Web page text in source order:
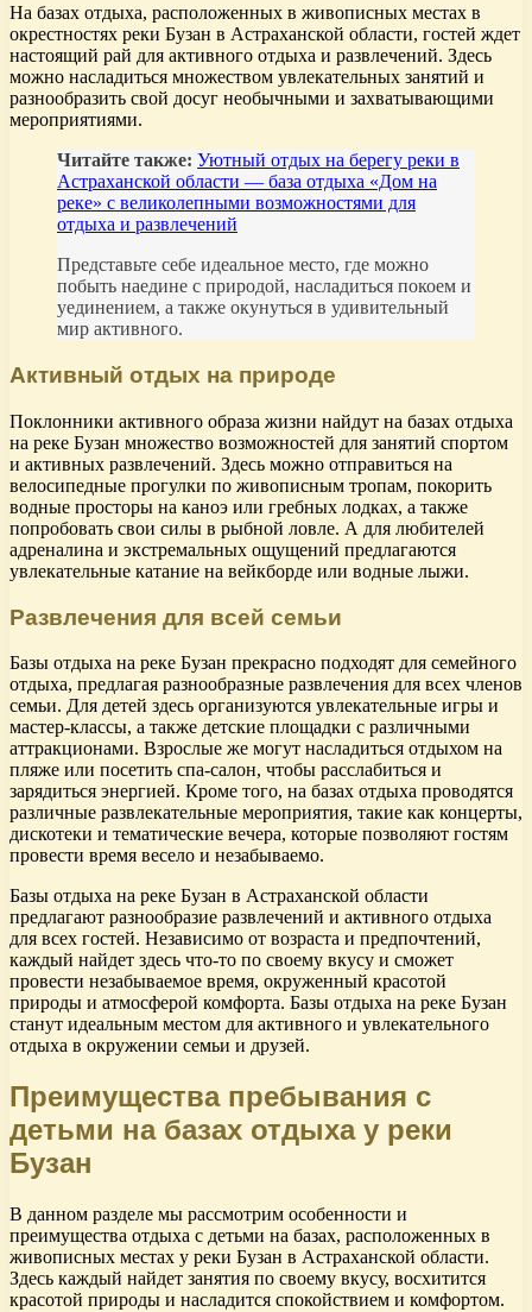
На базах отдыха, расположенных в живописных местах в
окрестностях реки Бузан в Астраханской области, гостей ждет
настоящий рай для активного отдыха и развлечений. Здесь
можно насладиться множеством увлекательных занятий и
разнообразить свой досуг необычными и захватывающими
мероприятиями.
Читайте также: Уютный отдых на берегу реки в
Астраханской области — база отдыха «Дом на
реке» с великолепными возможностями для
отдыха и развлечений
Представьте себе идеальное место, где можно
побыть наедине с природой, насладиться покоем и
уединением, а также окунуться в удивительный
мир активного.
Активный отдых на природе
Поклонники активного образа жизни найдут на базах отдыха
на реке Бузан множество возможностей для занятий спортом
и активных развлечений. Здесь можно отправиться на
велосипедные прогулки по живописным тропам, покорить
водные просторы на каноэ или гребных лодках, а также
попробовать свои силы в рыбной ловле. А для любителей
адреналина и экстремальных ощущений предлагаются
увлекательные катание на вейкборде или водные лыжи.
Развлечения для всей семьи
Базы отдыха на реке Бузан прекрасно подходят для семейного
отдыха, предлагая разнообразные развлечения для всех членов
семьи. Для детей здесь организуются увлекательные игры и
мастер-классы, а также детские площадки с различными
аттракционами. Взрослые же могут насладиться отдыхом на
пляже или посетить спа-салон, чтобы расслабиться и
зарядиться энергией. Кроме того, на базах отдыха проводятся
различные развлекательные мероприятия, такие как концерты,
дискотеки и тематические вечера, которые позволяют гостям
провести время весело и незабываемо.
Базы отдыха на реке Бузан в Астраханской области
предлагают разнообразие развлечений и активного отдыха
для всех гостей. Независимо от возраста и предпочтений,
каждый найдет здесь что-то по своему вкусу и сможет
провести незабываемое время, окруженный красотой
природы и атмосферой комфорта. Базы отдыха на реке Бузан
станут идеальным местом для активного и увлекательного
отдыха в окружении семьи и друзей.
Преимущества пребывания с
детьми на базах отдыха у реки
Бузан
В данном разделе мы рассмотрим особенности и
преимущества отдыха с детьми на базах, расположенных в
живописных местах у реки Бузан в Астраханской области.
Здесь каждый найдет занятия по своему вкусу, восхитится
красотой природы и насладится спокойствием и комфортом.